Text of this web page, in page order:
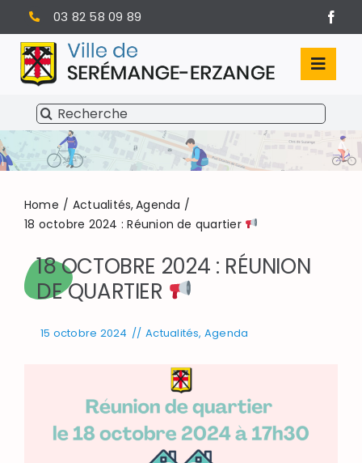
Passer
au
contenu
03 82 58 09 89
SÉRÉMANGE-ERZANGE
VIE MUNICIPALE
VIVRE À SERÉMANGE-ERZANGE
Rechercher:
Home Actualités Agenda
18 octobre 2024 : Réunion de quartier
18 OCTOBRE 2024 : RÉUNION
DE QUARTIER
15 octobre 2024 // Actualités, Agenda